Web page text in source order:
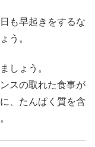
も早起きをするな
う。
しょう。
スの取れた食事が
、たんぱく質を含